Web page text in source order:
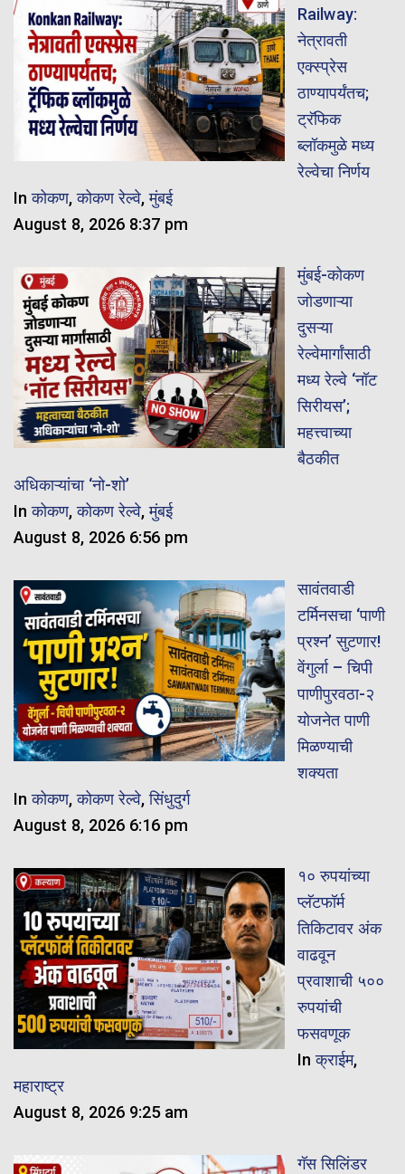
Railway:
नेत्रावती
एक्स्प्रेस
ठाण्यापर्यंतच;
ट्रॅफिक
ब्लॉकमुळे मध्य
रेल्वेचा निर्णय
Inकोकण,कोकण रेल्वे,मुंबई
August 8, 2026 8:37 pm
मुंबई-कोकण
जोडणाऱ्या
दुसऱ्या
रेल्वेमार्गांसाठी
मध्य रेल्वे ‘नॉट
सिरीयस’;
महत्त्वाच्या
बैठकीत
अधिकाऱ्यांचा ‘नो-शो’
Inकोकण,कोकण रेल्वे,मुंबई
August 8, 2026 6:56 pm
सावंतवाडी
टर्मिनसचा ‘पाणी
प्रश्न’ सुटणार!
वेंगुर्ला – चिपी
पाणीपुरवठा-२
योजनेत पाणी
मिळण्याची
शक्यता
Inकोकण,कोकण रेल्वे,सिंधुदुर्ग
August 8, 2026 6:16 pm
१० रुपयांच्या
प्लॅटफॉर्म
तिकिटावर अंक
वाढवून
प्रवाशाची ५००
रुपयांची
फसवणूक
Inक्राईम,
महाराष्ट्र
August 8, 2026 9:25 am
गॅस सिलिंडर